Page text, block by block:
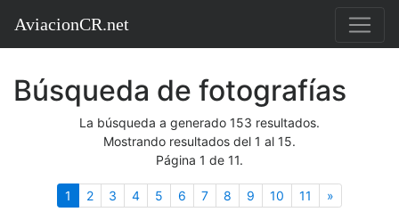
AviacionCR.net
Búsqueda de fotografías
La búsqueda a generado 153 resultados.
Mostrando resultados del 1 al 15.
Página 1 de 11.
1 (actual)
2 3 4 5 6 7 8 9 10 11 »